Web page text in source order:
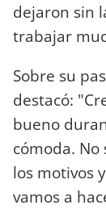
dejaron sin
trabajar
Sobre su
destacó:
bueno
cómoda. No
los motivos
vamos a